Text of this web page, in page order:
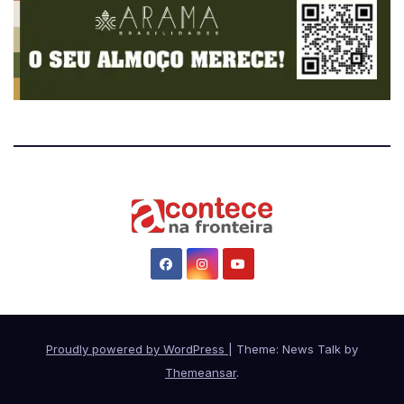
Proudly powered by WordPress
Theme: News Talk by
Themeansar.